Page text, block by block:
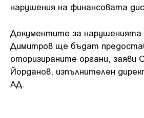
нарушения на финансовата
Документите за
Димитров ще бъдат
оторизираните органи, заяви
Йорданов, изпълнителен
АД.